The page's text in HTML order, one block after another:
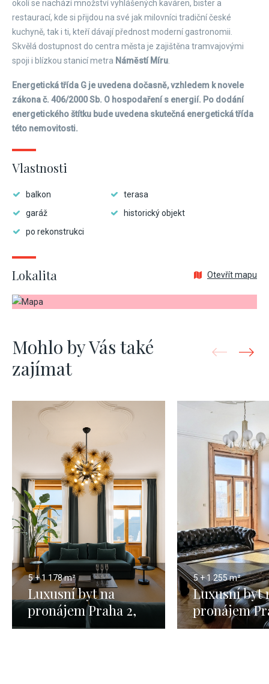
okolí se nachází množství vyhlášených kaváren, bister a
restaurací, kde si přijdou na své jak milovníci tradiční české
kuchyně, tak i ti, kteří dávají přednost moderní gastronomii.
Skvělá dostupnost do centra města je zajištěna tramvajovými
spoji i blízkou stanicí metra Náměstí Míru
Energetická třída G je uvedena dočasně, vzhledem k novele
zákona č. 406/2000 Sb. O hospodaření s energií. Po dodání
energetického štítku bude uvedena skutečná energetická třída
této nemovitosti.
Vlastnosti
balkon
terasa
garáž
historický objekt
po rekonstrukci
Lokalita Otevřít mapu
Mohlo by Vás také
zajímat
5 + 1178 m²
Luxusní byt na
pronájem Praha 2,
Vinohrady - 172 m²
5 + 1255 m²
Luxusní byt
pronájem
Vinohrady -